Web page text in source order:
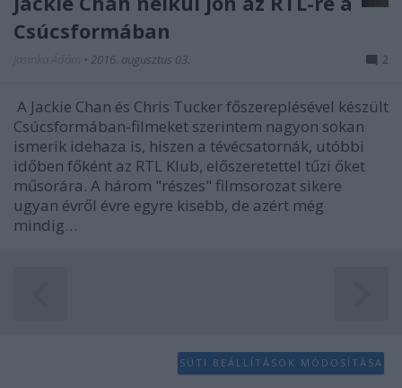
user protection.
Csúcsformában
• 2016. augusztus 03. 2
A Jackie Chan és Chris Tucker főszereplésével készült
Csúcsformában-filmeket szerintem nagyon sokan
ismerik idehaza is, hiszen a tévécsatornák, utóbbi
időben főként az RTL Klub, előszeretettel tűzi őket
műsorára. A három "részes" filmsorozat sikere
ugyan évről évre egyre kisebb, de azért még
mindig…
SÜTI BEÁLLÍTÁSOK MÓDOSÍTÁSA